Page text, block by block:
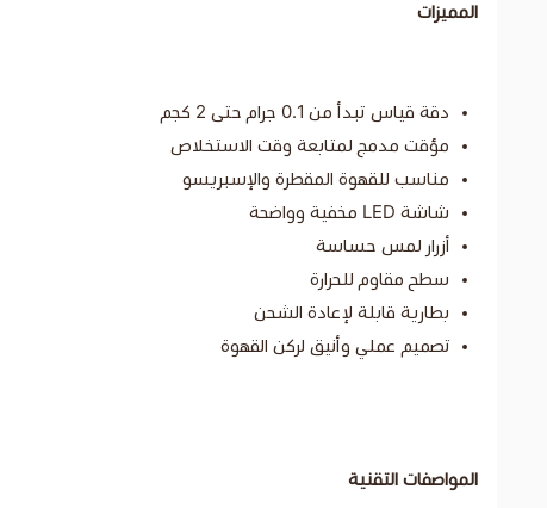
المميزات
دقة قياس تبدأ من 0.1 جرام حتى 2 كجم
مؤقت مدمج لمتابعة وقت الاستخلاص
مناسب للقهوة المقطرة والإسبريسو
شاشة LED مخفية وواضحة
أزرار لمس حساسة
سطح مقاوم للحرارة
بطارية قابلة لإعادة الشحن
تصميم عملي وأنيق لركن القهوة
المواصفات التقنية